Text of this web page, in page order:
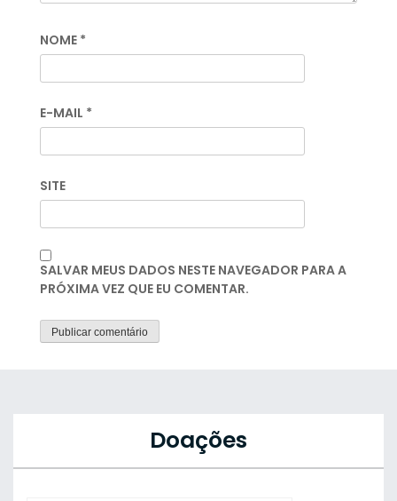
NOME *
E-MAIL *
SITE
SALVAR MEUS DADOS NESTE NAVEGADOR PARA A
PRÓXIMA VEZ QUE EU COMENTAR.
Doações